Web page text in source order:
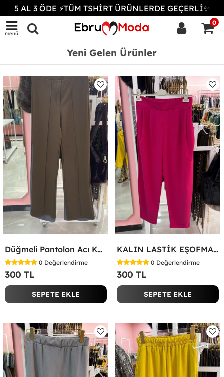
5 AL 3 ÖDE ⚡TÜM TSHİRT ÜRÜNLERDE GEÇERLİ✨
menü
0
Yeni Gelen Ürünler
Düğmeli Pantolon Acı Kahve
0 Değerlendirme
300 TL
SEPETE EKLE
KALIN LASTİK EŞOFMAN ALTI Fuşya
0 Değerlendirme
300 TL
SEPETE EKLE